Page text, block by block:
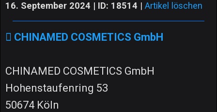
16. September 2024 | ID: 18514 | Artikel löschen
CHINAMED COSMETICS GmbH
CHINAMED COSMETICS GmbH
Hohenstaufenring 53
50674 Köln